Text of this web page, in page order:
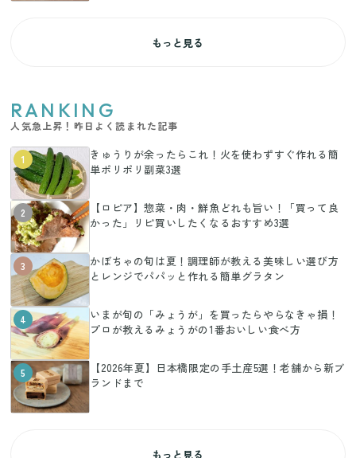
もっと見る
RANKING
人気急上昇！昨日よく読まれた記事
1
きゅうりが余ったらこれ！火を使わずすぐ作れる簡
単ポリポリ副菜3選
2
【ロピア】惣菜・肉・鮮魚どれも旨い！「買って良
かった」リピ買いしたくなるおすすめ3選
3
かぼちゃの旬は夏！調理師が教える美味しい選び方
とレンジでパパッと作れる簡単グラタン
4
いまが旬の「みょうが」を買ったらやらなきゃ損！
プロが教えるみょうがの1番おいしい食べ方
5
【2026年夏】日本橋限定の手土産5選！老舗から新ブ
ランドまで
もっと見る